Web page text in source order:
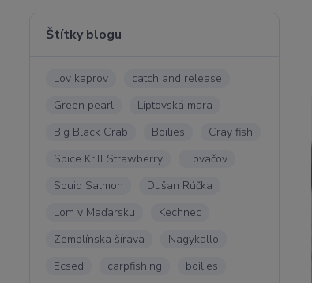
Štítky blogu
Lov kaprov
catch and release
Green pearl
Liptovská mara
Big Black Crab
Boilies
Cray fish
Spice Krill Strawberry
Tovačov
Squid Salmon
Dušan Rúčka
Lom v Maďarsku
Kechnec
Zemplínska šírava
Nagykallo
Ecsed
carpfishing
boilies